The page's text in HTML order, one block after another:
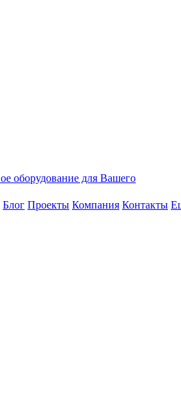
Блог Проекты Компания Контакты